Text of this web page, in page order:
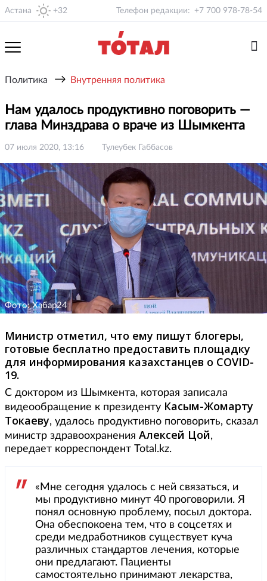
Астана +32 Телефон редакции: +7 700 978-78-54
Политика → Внутренняя политика
Нам удалось продуктивно поговорить —
глава Минздрава о враче из Шымкента
07 июля 2020, 13:16 Тулеубек Габбасов
Фото: Хабар24
Министр отметил, что ему пишут блогеры,
готовые бесплатно предоставить площадку
для информирования казахстанцев о COVID-
19.
С доктором из Шымкента, которая записала
видеообращение к президенту Касым-Жомарту
Токаеву, удалось продуктивно поговорить, сказал
министр здравоохранения Алексей Цой,
передает корреспондент Total.kz.
«Мне сегодня удалось с ней связаться, и
мы продуктивно минут 40 проговорили. Я
понял основную проблему, посыл доктора.
Она обеспокоена тем, что в соцсетях и
среди медработников существует куча
различных стандартов лечения, которые
они предлагают. Пациенты
самостоятельно принимают лекарства,